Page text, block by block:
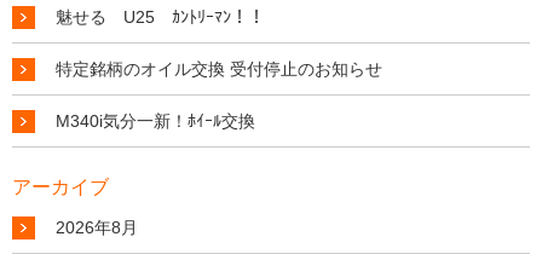
魅せる U25 ｶﾝﾄﾘｰﾏﾝ！！
特定銘柄のオイル交換 受付停止のお知らせ
M340i気分一新！ﾎｲｰﾙ交換
アーカイブ
2026年8月